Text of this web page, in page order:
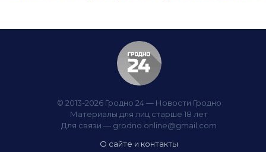
© 2013-2026 Гродно 24 — Новости Гродно
Материалы для лиц старше 18 лет
Для связи — grodno.online@gmail.com
О сайте и контакты